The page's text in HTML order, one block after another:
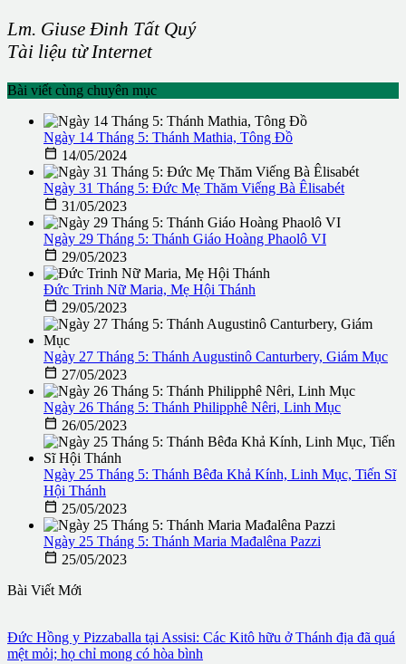
Lm. Giuse Đinh Tất Quý
Tài liệu từ Internet
Bài viết cùng chuyên mục
Ngày 14 Tháng 5: Thánh Mathia, Tông Đồ
 14/05/2024
Ngày 31 Tháng 5: Đức Mẹ Thăm Viếng Bà Êlisabét
 31/05/2023
Ngày 29 Tháng 5: Thánh Giáo Hoàng Phaolô VI
 29/05/2023
Đức Trinh Nữ Maria, Mẹ Hội Thánh
 29/05/2023
Ngày 27 Tháng 5: Thánh Augustinô Canturbery, Giám Mục
 27/05/2023
Ngày 26 Tháng 5: Thánh Philipphê Nêri, Linh Mục
 26/05/2023
Ngày 25 Tháng 5: Thánh Bêđa Khả Kính, Linh Mục, Tiến Sĩ
Hội Thánh
 25/05/2023
Ngày 25 Tháng 5: Thánh Maria Mađalêna Pazzi
 25/05/2023
Bài Viết Mới
Đức Hồng y Pizzaballa tại Assisi: Các Kitô hữu ở Thánh địa đã quá
mệt mỏi; họ chỉ mong có hòa bình